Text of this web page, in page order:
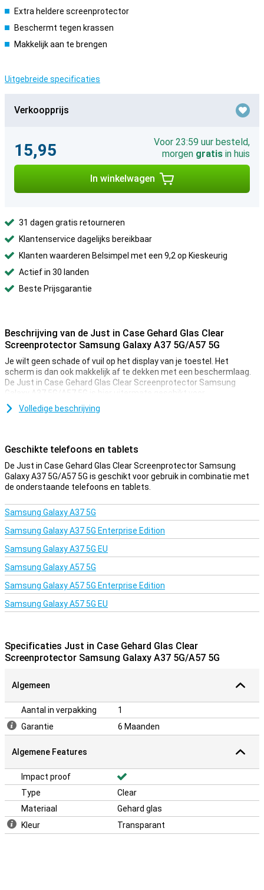
Extra heldere screenprotector
Beschermt tegen krassen
Makkelijk aan te brengen
Uitgebreide specificaties
Verkoopprijs
15,95
Voor 23:59 uur besteld,
morgen gratis in huis
In winkelwagen
31 dagen gratis retourneren
Klantenservice dagelijks bereikbaar
Klanten waarderen Belsimpel met een 9,2 op Kieskeurig
Actief in 30 landen
Beste Prijsgarantie
Beschrijving van de Just in Case Gehard Glas Clear
Screenprotector Samsung Galaxy A37 5G/A57 5G
Je wilt geen schade of vuil op het display van je toestel. Het
scherm is dan ook makkelijk af te dekken met een beschermlaag.
De Just in Case Gehard Glas Clear Screenprotector Samsung
Galaxy A37 5G/A57 5G is hier uitermate geschikt voor.
Dankzij deze screenprotector, die is gemaakt van gehard glas,
Beschermlaag die niet in de weg zit
Zoek je bescherming voor het display van je Samsung Galaxy A37
5G/A57 5G? Dan is deze clear screenprotector een goede optie. De
stof en scherpe voorwerpen. Zo voorkom je krassen in het scherm.
Volledige beschrijving
Geschikte telefoons en tablets
De Just in Case Gehard Glas Clear Screenprotector Samsung
Galaxy A37 5G/A57 5G is geschikt voor gebruik in combinatie met
de onderstaande telefoons en tablets.
Samsung Galaxy A37 5G
Samsung Galaxy A37 5G Enterprise Edition
Samsung Galaxy A37 5G EU
Samsung Galaxy A57 5G
Samsung Galaxy A57 5G Enterprise Edition
Samsung Galaxy A57 5G EU
Specificaties Just in Case Gehard Glas Clear
Screenprotector Samsung Galaxy A37 5G/A57 5G
Algemeen
Aantal in verpakking
1
Garantie
6 Maanden
Algemene Features
Impact proof
Type
Clear
Materiaal
Gehard glas
Kleur
Transparant